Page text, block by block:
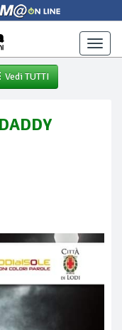
Toggle
Vedi TUTTI